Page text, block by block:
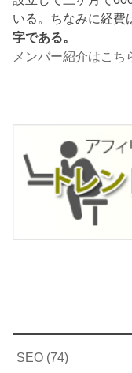
いる。ちなみに経費
字である。
メンバー紹介はこち
SEO (74)